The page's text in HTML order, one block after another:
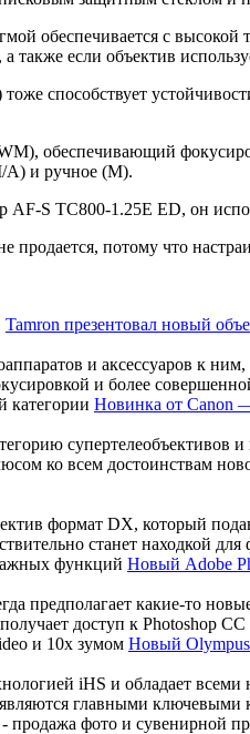
обеспечивается с
также если объектив
способствует
обеспечивающий
А) и ручное (М).
AF-S TC800-1.25E ED, он
продается, потому что
Tamron презентовал новый
и аксессуаров к
и более
Новинка от Canon
ко всем достоинствам
формат DХ, который
станет находкой для
Новый Adobe
предполагает какие-то
доступ к Photoshop CC
Новый
iHS и обладает
главными ключевыми
фото и сувенирной